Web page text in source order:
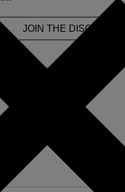
JOIN THE DISCUSSION